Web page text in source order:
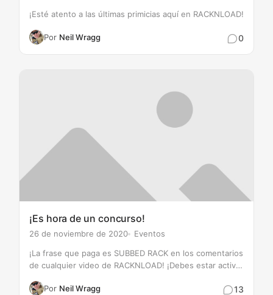
Por Neil Wragg
¡Esté atento a las últimas primicias aquí en RACKNLOAD!
0
¡Es hora de un concurso!
26 de noviembre de 2020 Eventos
Por Neil Wragg
¡La frase que paga es SUBBED RACK en los comentarios
de cualquier video de RACKNLOAD! ¡Debes estar activo
premios increíbles!
13